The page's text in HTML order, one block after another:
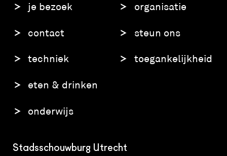
je bezoek
contact
techniek
eten & drinken
onderwijs
organisatie
steun ons
toegankelijkheid
Stadsschouwburg Utrecht